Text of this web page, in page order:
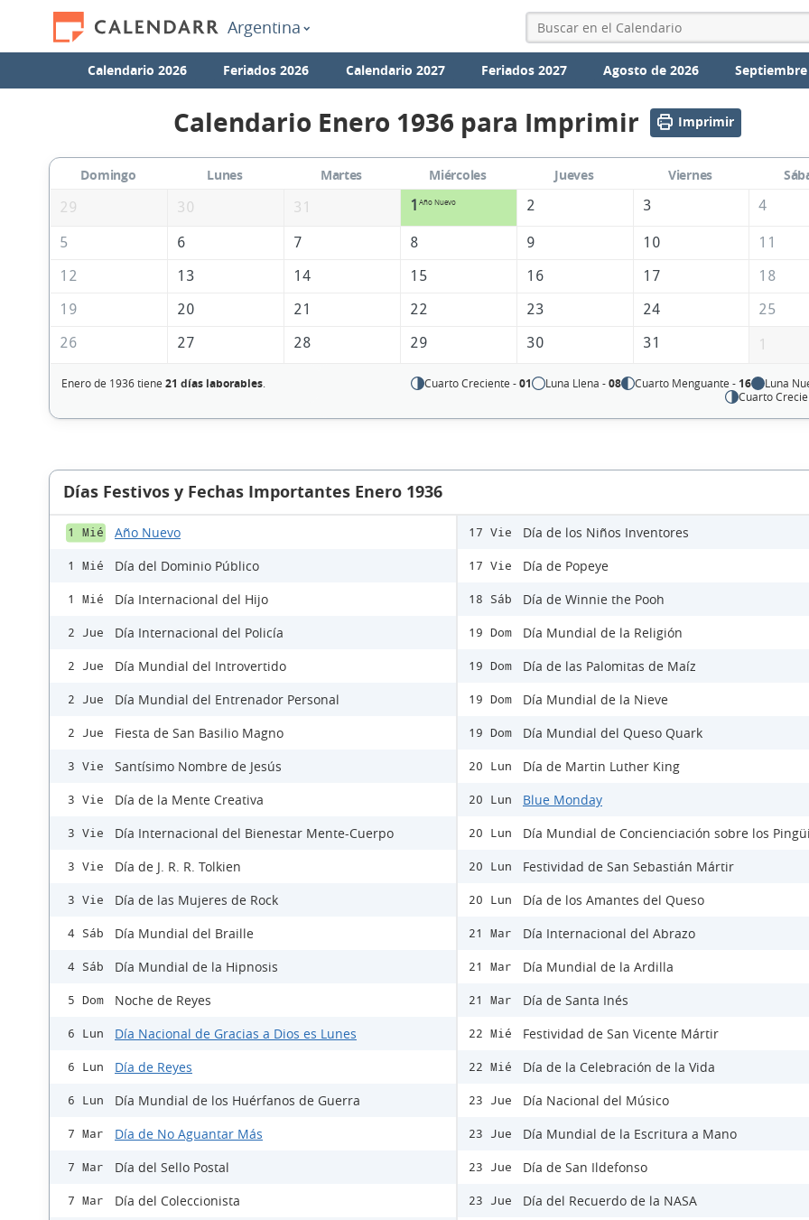
Argentina
Calendario 2026 Feriados 2026 Calendario 2027 Feriados 2027 Agosto de 2026
Calendario Enero 1936 para Imprimir Imprimir
Domingo Lunes Martes Miércoles Jueves Viernes
29
30 31 1 Año Nuevo 2 3 4
5 6 7 8 9 10
11
12
13 14 15 16 17
18
19
20 21 22 23 24
25
26
27 28 29 30 31 1
Enero de 1936 tiene 21 días laborables. Cuarto Creciente -01 Luna Llena -08 Cuarto Menguante - 16
Luna
Cuarto
Días Festivos y Fechas Importantes Enero 1936
1 Mié Año Nuevo
1 Mié Día del Dominio Público
1 Mié Día Internacional del Hijo
2 Jue Día Internacional del Policía
2 Jue Día Mundial del Introvertido
2 Jue Día Mundial del Entrenador Personal
2 Jue Fiesta de San Basilio Magno
3 Vie Santísimo Nombre de Jesús
3 Vie Día de la Mente Creativa
3 Vie Día Internacional del Bienestar Mente-Cuerpo
3 Vie Día de J. R. R. Tolkien
3 Vie Día de las Mujeres de Rock
4 Sáb Día Mundial del Braille
4 Sáb Día Mundial de la Hipnosis
5 Dom Noche de Reyes
6 Lun Día Nacional de Gracias a Dios es Lunes
6 Lun Día de Reyes
6 Lun Día Mundial de los Huérfanos de Guerra
7 Mar Día de No Aguantar Más
7 Mar Día del Sello Postal
7 Mar Día del Coleccionista
17 Vie Día de los Niños Inventores
17 Vie Día de Popeye
18 Sáb Día de Winnie the Pooh
19 Dom Día Mundial de la Religión
19 Dom Día de las Palomitas de Maíz
19 Dom Día Mundial de la Nieve
19 Dom Día Mundial del Queso Quark
20 Lun Día de Martin Luther King
20 Lun Blue Monday
20 Lun Día Mundial de Concienciación sobre los
20 Lun Festividad de San Sebastián Mártir
20 Lun Día de los Amantes del Queso
21 Mar Día Internacional del Abrazo
21 Mar Día Mundial de la Ardilla
21 Mar Día de Santa Inés
22 Mié Festividad de San Vicente Mártir
22 Mié Día de la Celebración de la Vida
23 Jue Día Nacional del Músico
23 Jue Día Mundial de la Escritura a Mano
23 Jue Día de San Ildefonso
23 Jue Día del Recuerdo de la NASA